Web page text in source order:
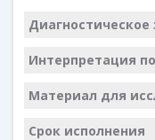
Диагностическое
Интерпретация
Материал для
Срок исполнения